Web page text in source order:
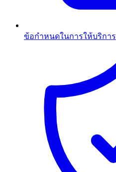
ข้อกำหนดในการให้บริการ